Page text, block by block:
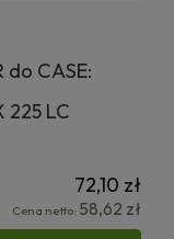
do CASE:
225 LC
72,10 zł
Cena netto: 58,62 zł